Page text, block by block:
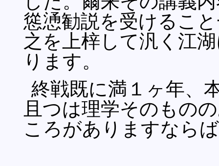
慫慂勧説を受けるこ
之を上梓して汎く江
ります。
終戦既に満１ヶ年、
且つは理学そのもの
ころがありますなら